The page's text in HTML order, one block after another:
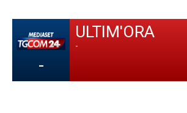
-
ULTIM'ORA
-